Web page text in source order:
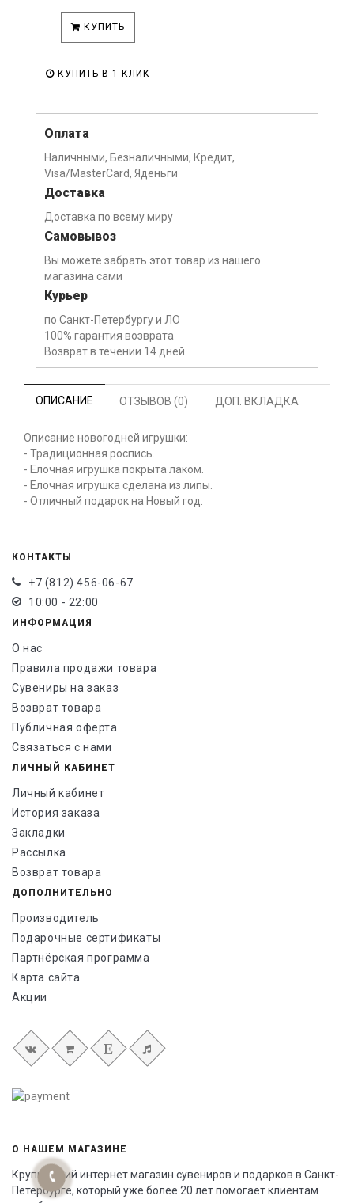
КУПИТЬ
КУПИТЬ В 1 КЛИК
Оплата
Наличными, Безналичными, Кредит,
Visa/MasterCard, Яденьги
Доставка
Доставка по всему миру
Самовывоз
Вы можете забрать этот товар из нашего
магазина сами
Курьер
по Санкт-Петербургу и ЛО
100% гарантия возврата
Возврат в течении 14 дней
ОПИСАНИЕ ОТЗЫВОВ (0) ДОП. ВКЛАДКА
Описание новогодней игрушки:
- Традиционная роспись.
- Елочная игрушка покрыта лаком.
- Елочная игрушка сделана из липы.
- Отличный подарок на Новый год.
КОНТАКТЫ
+7 (812) 456-06-67
10:00 - 22:00
ИНФОРМАЦИЯ
О нас
Правила продажи товара
Сувениры на заказ
Возврат товара
Публичная оферта
Связаться с нами
ЛИЧНЫЙ КАБИНЕТ
Личный кабинет
История заказа
Закладки
Рассылка
Возврат товара
ДОПОЛНИТЕЛЬНО
Производитель
Подарочные сертификаты
Партнёрская программа
Карта сайта
Акции
О НАШЕМ МАГАЗИНЕ
Крупнейший интернет магазин сувениров и подарков в Санкт-
Петербурге, который уже более 20 лет помогает клиентам